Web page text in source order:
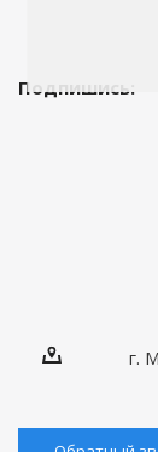
Подпишись:
г.